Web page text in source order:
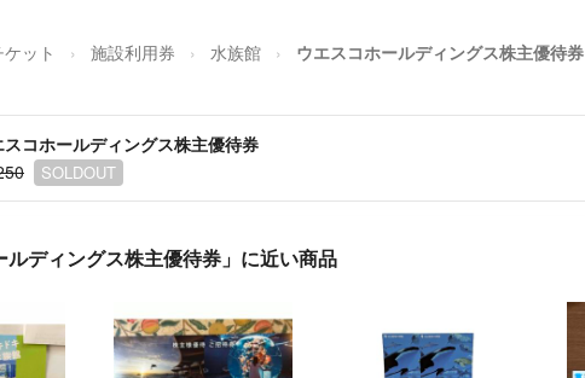
ケット 施設利用券 水族館 ウエスコホールディングス株主優待券
スコホールディングス株主優待券
SOLDOUT
ルディングス株主優待券」に近い商品